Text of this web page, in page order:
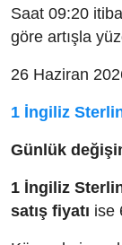
Saat 09:20
göre artışla
26 Haziran
1 İngiliz
Günlük
1 İngiliz
satış fiyatı ise